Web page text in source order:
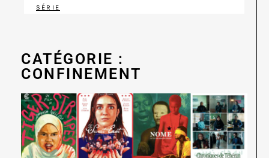
SÉRIE
CATÉGORIE :
CONFINEMENT